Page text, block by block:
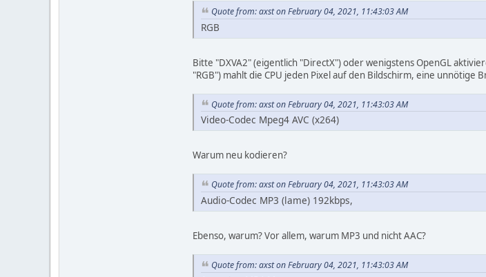
Quote from: axst on February 04, 2021, 11:43:03 AM
RGB
Bitte "DXVA2" (eigentlich "DirectX") oder wenigstens OpenGL
"RGB") mahlt die CPU jeden Pixel auf den Bildschirm, eine unnötige
Quote from: axst on February 04, 2021, 11:43:03 AM
Video-Codec Mpeg4 AVC (x264)
Warum neu kodieren?
Quote from: axst on February 04, 2021, 11:43:03 AM
Audio-Codec MP3 (lame) 192kbps,
Ebenso, warum? Vor allem, warum MP3 und nicht AAC?
Quote from: axst on February 04, 2021, 11:43:03 AM